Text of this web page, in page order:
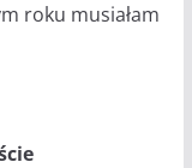
roku musiałam